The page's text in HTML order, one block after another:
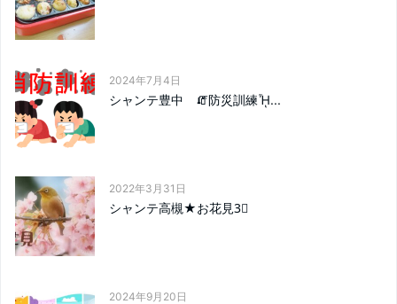
2024年7月4日
シャンテ豊中 🧯防災訓練ᾞ...
2022年3月31日
シャンテ高槻★お花見3⃣
2024年9月20日